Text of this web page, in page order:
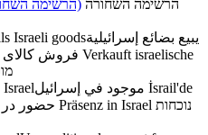
הרשימה השחורה (הרשימה
Israeli goodsيبيع بضائع إسرائيلية
Verkauft israelische
Israel
İsrail'de
Präsenz in Israel נוכחות